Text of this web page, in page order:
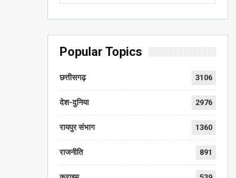
Popular Topics
छत्तीसगढ़ 3106
देश-दुनिया 2976
रायपुर संभाग 1360
राजनीति 891